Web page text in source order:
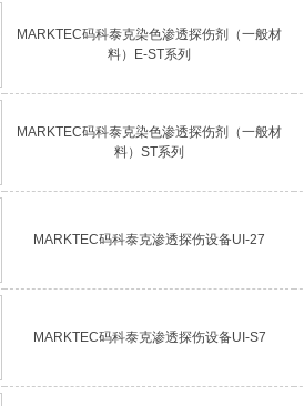
MARKTEC码科泰克染色渗透探伤剂（一般材
料）E-ST系列
MARKTEC码科泰克染色渗透探伤剂（一般材
料）ST系列
MARKTEC码科泰克渗透探伤设备UI-27
MARKTEC码科泰克渗透探伤设备UI-S7